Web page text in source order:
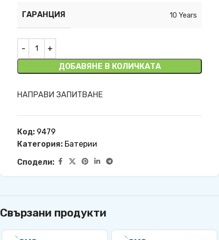
ГАРАНЦИЯ 10 Years
ДОБАВЯНЕ В КОЛИЧКАТА
НАПРАВИ ЗАПИТВАНЕ
Код: 9479
Категория: Батерии
Сподели:
Свързани продукти